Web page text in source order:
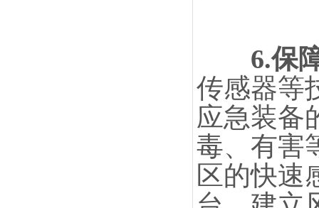
6.保
传感器等
应急装备
毒、有害
区的快速